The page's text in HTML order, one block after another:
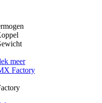
meer
Factory